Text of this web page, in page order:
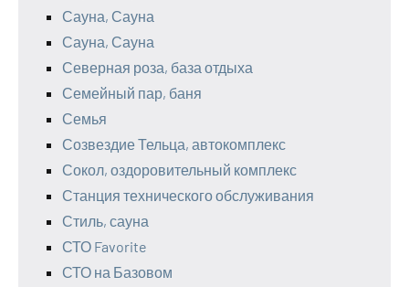
Сауна, Сауна
Сауна, Сауна
Северная роза, база отдыха
Семейный пар, баня
Семья
Созвездие Тельца, автокомплекс
Сокол, оздоровительный комплекс
Станция технического обслуживания
Стиль, сауна
СТО Favorite
СТО на Базовом